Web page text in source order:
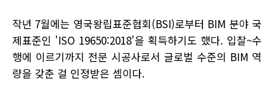
작년 7월에는 영국왕립표준협회(BSI)로부터 BIM 분야 국
제표준인 'ISO 19650:2018'을 획득하기도 했다. 입찰~수
행에 이르기까지 전문 시공사로서 글로벌 수준의 BIM 역
량을 갖춘 걸 인정받은 셈이다.